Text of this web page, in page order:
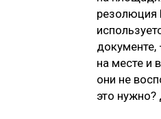
резолюция
на месте и
они не
это